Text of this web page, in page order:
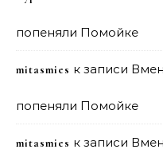
попеняли Помойке
mitasmies к записи
попеняли Помойке
mitasmies к записи